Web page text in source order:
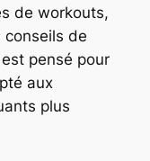
de workouts,
conseils de
pensé pour
aux
plus